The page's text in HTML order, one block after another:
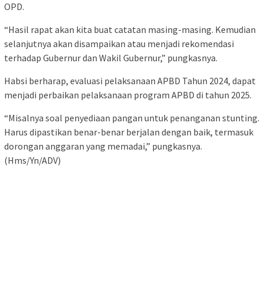
OPD.
“Hasil rapat akan kita buat catatan masing-masing. Kemudian
selanjutnya akan disampaikan atau menjadi rekomendasi
terhadap Gubernur dan Wakil Gubernur,” pungkasnya.
Habsi berharap, evaluasi pelaksanaan APBD Tahun 2024, dapat
menjadi perbaikan pelaksanaan program APBD di tahun 2025.
“Misalnya soal penyediaan pangan untuk penanganan stunting.
Harus dipastikan benar-benar berjalan dengan baik, termasuk
dorongan anggaran yang memadai,” pungkasnya.
(Hms/Yn/ADV)